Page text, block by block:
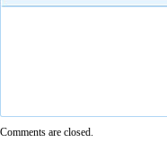
Comments are closed.